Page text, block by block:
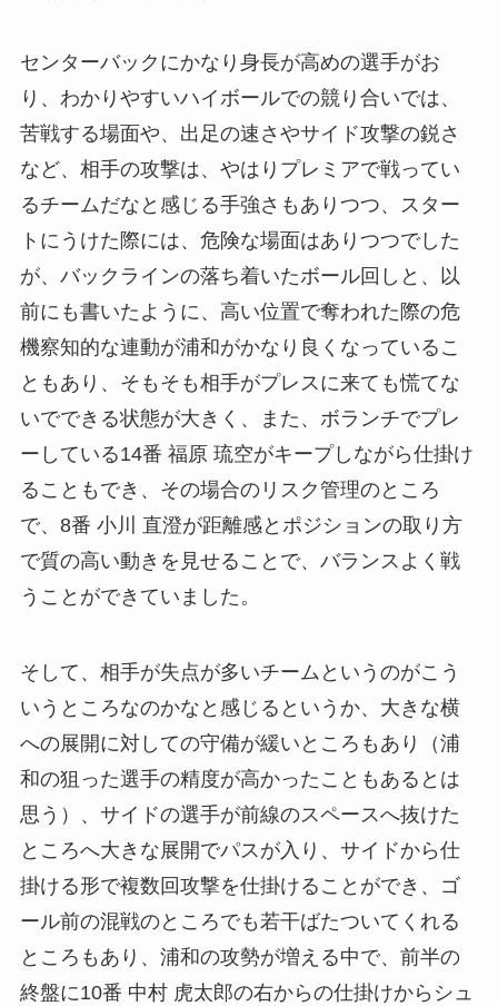
センターバックにかなり身長が高めの選手がお
り、わかりやすいハイボールでの競り合いでは、
苦戦する場面や、出足の速さやサイド攻撃の鋭さ
など、相手の攻撃は、やはりプレミアで戦ってい
るチームだなと感じる手強さもありつつ、スター
トにうけた際には、危険な場面はありつつでした
が、バックラインの落ち着いたボール回しと、以
前にも書いたように、高い位置で奪われた際の危
機察知的な連動が浦和がかなり良くなっているこ
ともあり、そもそも相手がプレスに来ても慌てな
いでできる状態が大きく、また、ボランチでプレ
ーしている14番 福原 琉空がキープしながら仕掛け
ることもでき、その場合のリスク管理のところ
で、8番 小川 直澄が距離感とポジションの取り方
で質の高い動きを見せることで、バランスよく戦
うことができていました。
そして、相手が失点が多いチームというのがこう
いうところなのかなと感じるというか、大きな横
への展開に対しての守備が緩いところもあり（浦
和の狙った選手の精度が高かったこともあるとは
思う）、サイドの選手が前線のスペースへ抜けた
ところへ大きな展開でパスが入り、サイドから仕
掛ける形で複数回攻撃を仕掛けることができ、ゴ
ール前の混戦のところでも若干ばたついてくれる
ところもあり、浦和の攻勢が増える中で、前半の
終盤に10番 中村 虎太郎の右からの仕掛けからシュ